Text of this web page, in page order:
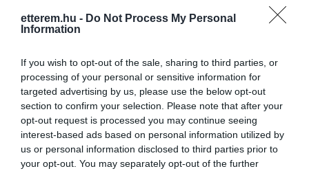
etterem.hu - Do Not Process My Personal
Information
If you wish to opt-out of the sale, sharing to third parties, or
processing of your personal or sensitive information for
targeted advertising by us, please use the below opt-out
section to confirm your selection. Please note that after your
opt-out request is processed you may continue seeing
interest-based ads based on personal information utilized by
us or personal information disclosed to third parties prior to
your opt-out. You may separately opt-out of the further
vendégeinket.
Kapcsolat
+36 20 578 5255
dalikavezo@gmail.com
http://dalicafe.8x.hu
https://www.facebook.com/dalikavezo?fref=ts